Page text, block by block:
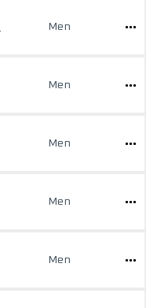
Men
Men
Men
Men
Men